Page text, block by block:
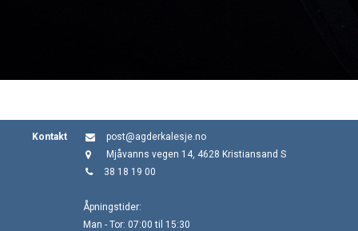
Kontakt
post@agderkalesje.no
Mjåvanns vegen 14, 4628 Kristiansand S
38 18 19 00
Åpningstider:
Man - Tor: 07:00 til 15:30